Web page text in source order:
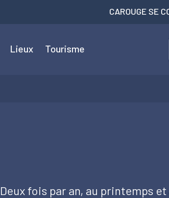
CAROUGE SE
Lieux Tourisme
Deux fois par an, au printemps et